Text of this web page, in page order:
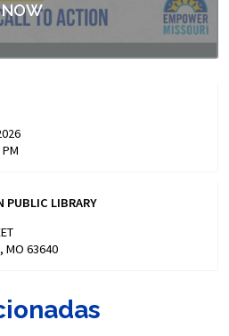
but also the…
PUBLIC LIBRARY
MO 63640